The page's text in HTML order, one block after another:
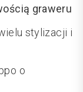
graweru
stylizacji i
o